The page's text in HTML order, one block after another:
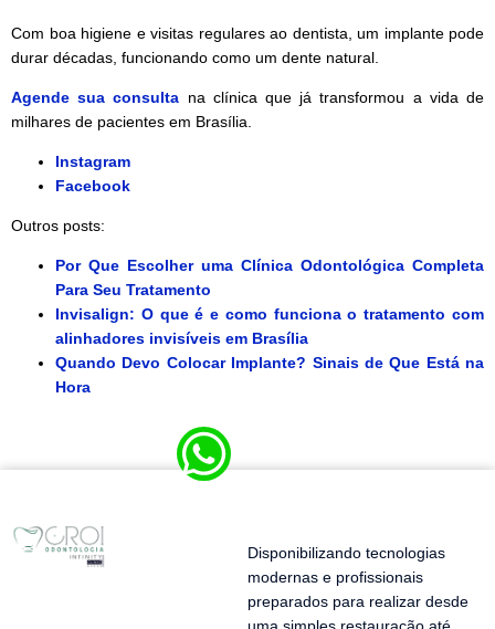
Com boa higiene e visitas regulares ao dentista, um implante pode
durar décadas, funcionando como um dente natural.
Agende sua consulta na clínica que já transformou a vida de
milhares de pacientes em Brasília.
Instagram
Facebook
Outros posts:
Por Que Escolher uma Clínica Odontológica Completa
Para Seu Tratamento
Invisalign: O que é e como funciona o tratamento com
alinhadores invisíveis em Brasília
Quando Devo Colocar Implante? Sinais de Que Está na
Hora
Disponibilizando tecnologias
modernas e profissionais
preparados para realizar desde
uma simples restauração até